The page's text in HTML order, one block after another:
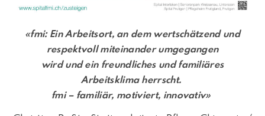
«fmi: Ein Arbeitsort, an dem wertschätzend und
respektvoll miteinander umgegangen
wird und ein freundliches und familiäres
Arbeitsklima herrscht.
fmi – familiär, motiviert, innovativ»